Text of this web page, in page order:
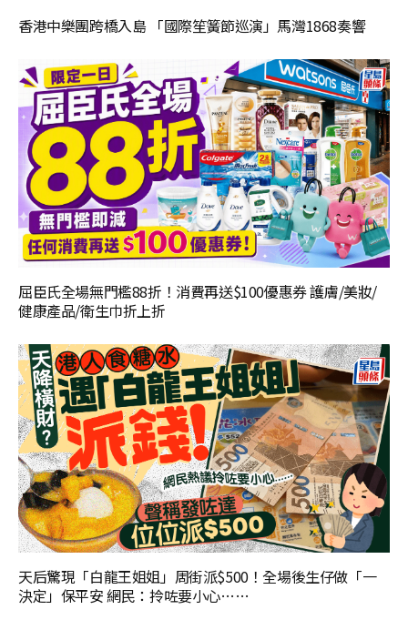
香港中樂團跨橋入島 「國際笙簧節巡演」馬灣1868奏響
屈臣氏全場無門檻88折！消費再送$100優惠券 護膚/美妝/
健康產品/衛生巾折上折
天后驚現「白龍王姐姐」周街派$500！全場後生仔做「一
決定」保平安 網民：拎咗要小心……